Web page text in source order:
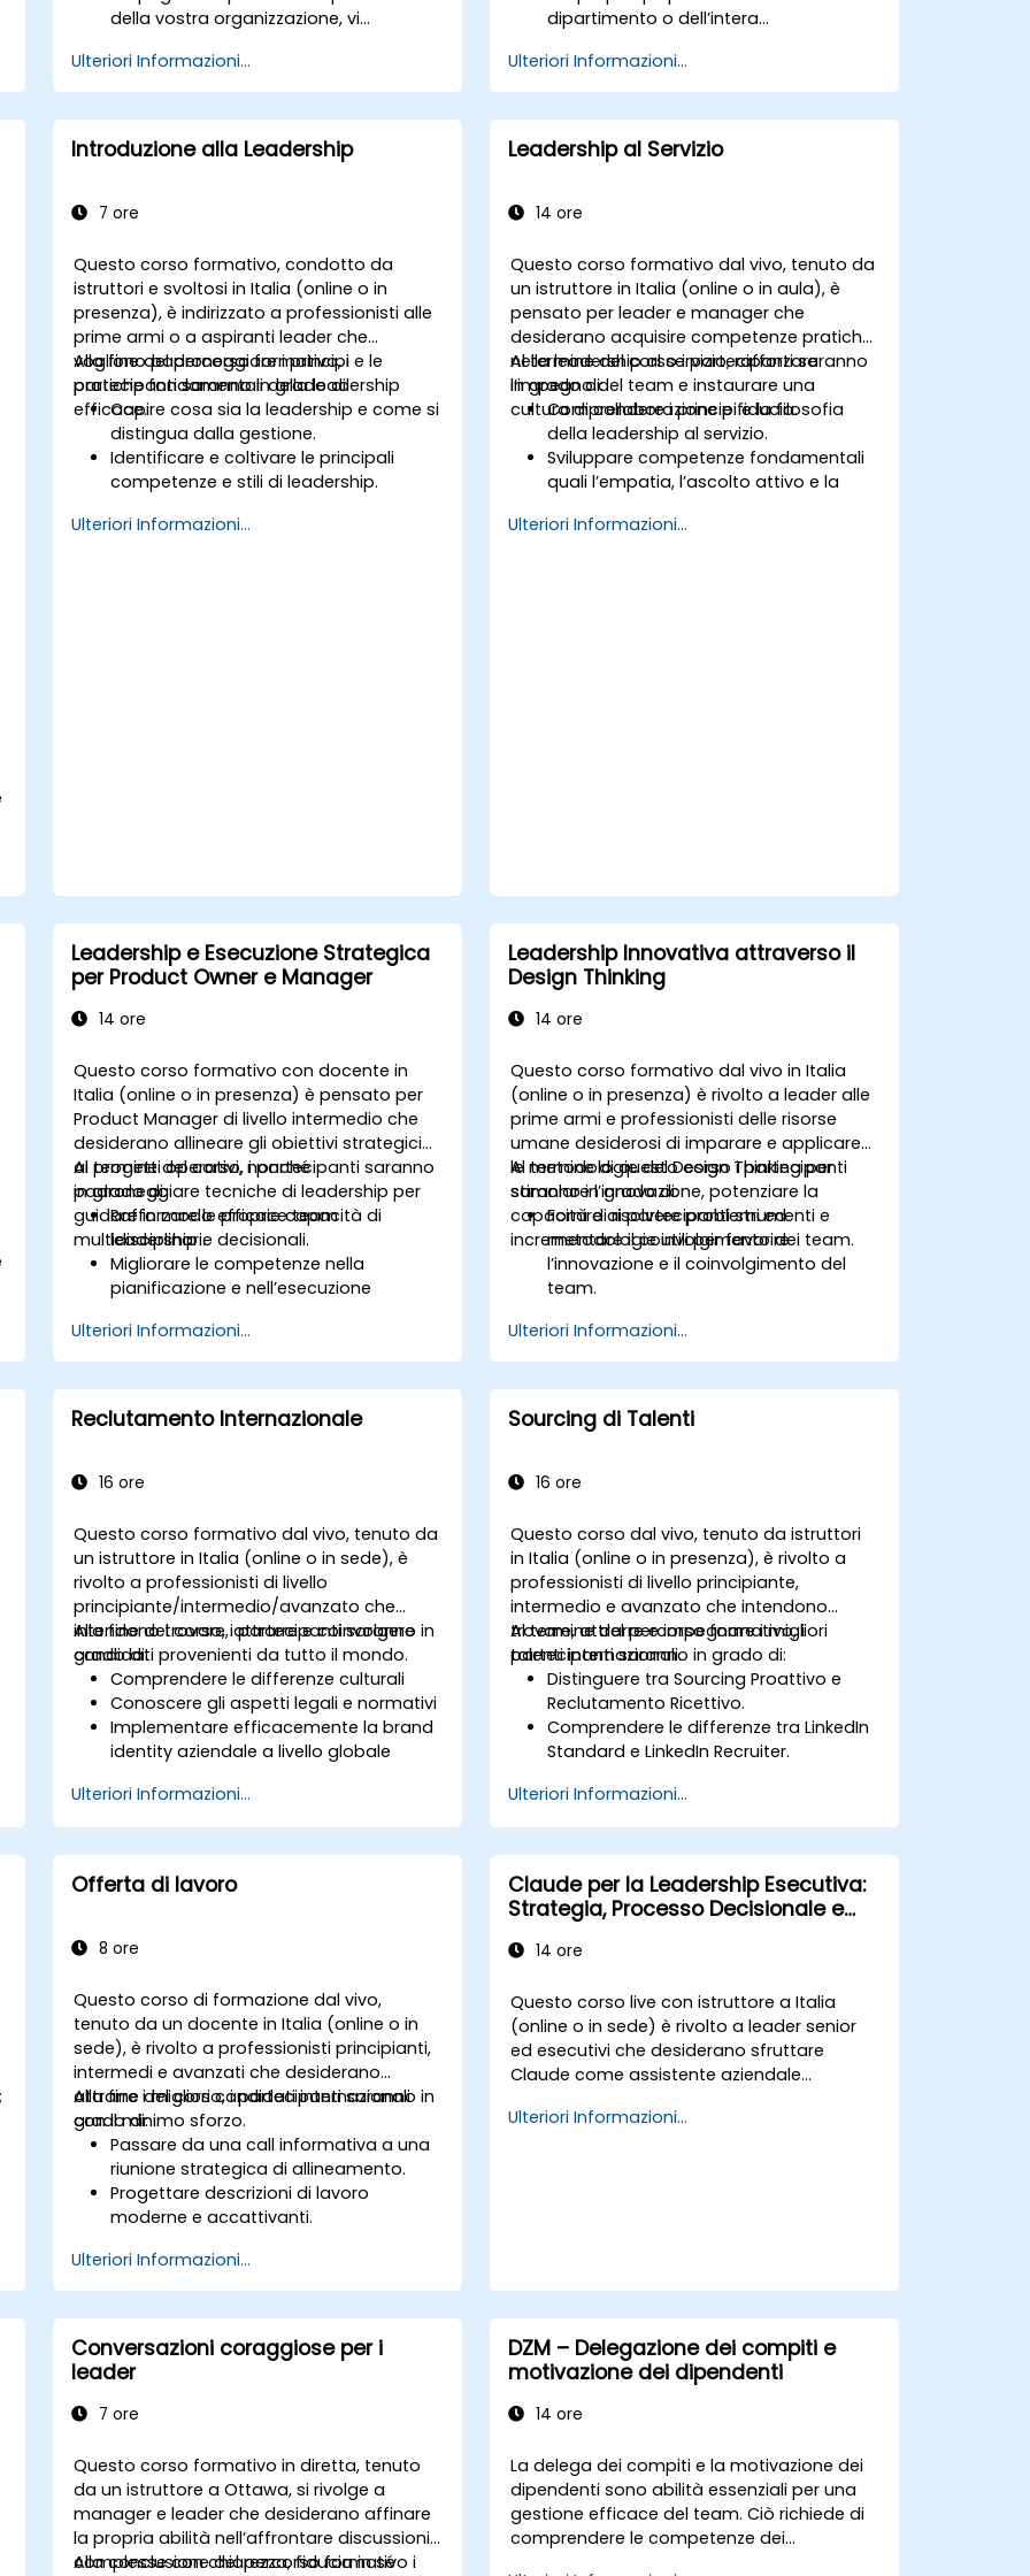
della vostra organizzazione, vi
Ulteriori Informazioni...
dipartimento o dell’intera
Ulteriori Informazioni...
Introduzione alla Leadership
7 ore
Questo corso formativo, condotto da
istruttori e svoltosi in Italia (online o in
presenza), è indirizzato a professionisti alle
prime armi o a aspiranti leader che
vogliono padroneggiare i principi e le
pratiche fondamentali della leadership
efficace.
Alla fine del percorso formativo, i
partecipanti saranno in grado di:
Capire cosa sia la leadership e come si
distingua dalla gestione.
Identificare e coltivare le principali
competenze e stili di leadership.
trasmetterli con efficacia.
Ulteriori Informazioni...
Leadership al Servizio
14 ore
Questo corso formativo dal vivo, tenuto da
un istruttore in Italia (online o in aula), è
pensato per leader e manager che
desiderano acquisire competenze pratiche
nella leadership al servizio, rafforzare
l’impegno del team e instaurare una
cultura di collaborazione e fiducia.
Al termine del corso i partecipanti saranno
in grado di:
Comprendere i principi e la filosofia
della leadership al servizio.
Sviluppare competenze fondamentali
quali l’empatia, l’ascolto attivo e la
Applicare le pratiche legate alla
Ulteriori Informazioni...
Leadership e Esecuzione Strategica
per Product Owner e Manager
14 ore
Questo corso formativo con docente in
Italia (online o in presenza) è pensato per
Product Manager di livello intermedio che
desiderano allineare gli obiettivi strategici
ai progetti operativi, nonché
padroneggiare tecniche di leadership per
guidare in modo efficace team
multidisciplinari.
Al termine del corso, i partecipanti saranno
in grado di:
Rafforzare le proprie capacità di
leadership e decisionali.
Migliorare le competenze nella
pianificazione e nell’esecuzione
Acquisire conoscenze avanzate nella
gestione dei progetti per una loro
realizzazione efficace.
Sviluppare abilità specifiche legate alla
figura di Product Owner, con
settore bancario e finanziario.
strategici con quelli operativi dei
progetti.
Ulteriori Informazioni...
Leadership Innovativa attraverso il
Design Thinking
14 ore
Questo corso formativo dal vivo in Italia
(online o in presenza) è rivolto a leader alle
prime armi e professionisti delle risorse
umane desiderosi di imparare e applicare
le metodologie del Design Thinking per
stimolare l’innovazione, potenziare la
capacità di risolvere problemi ed
incrementare il coinvolgimento dei team.
Al termine di questo corso i partecipanti
saranno in grado di:
Fornire ai partecipanti strumenti e
metodologie utili per favorire
l’innovazione e il coinvolgimento del
team.
nella mappatura dell’empatia, nella
generazione di idee e nella
prototipazione per affrontare sfide
complesse.
Applicare i principi del Design Thinking
risorse umane.
tecnologici una cultura fortemente
orientata all’innovazione.
Ulteriori Informazioni...
Reclutamento Internazionale
16 ore
Questo corso formativo dal vivo, tenuto da
un istruttore in Italia (online o in sede), è
rivolto a professionisti di livello
principiante/intermedio/avanzato che
intendono trovare, attrarre e coinvolgere
candidati provenienti da tutto il mondo.
Alla fine del corso, i partecipanti saranno in
grado di:
Comprendere le differenze culturali
Conoscere gli aspetti legali e normativi
Implementare efficacemente la brand
identity aziendale a livello globale
di reclutamento internazionali
Ulteriori Informazioni...
Sourcing di Talenti
16 ore
Questo corso dal vivo, tenuto da istruttori
in Italia (online o in presenza), è rivolto a
professionisti di livello principiante,
intermedio e avanzato che intendono
trovare, attrarre e impegnare i migliori
talenti internazionali.
Al termine del percorso formativo, i
partecipanti saranno in grado di:
Distinguere tra Sourcing Proattivo e
Reclutamento Ricettivo.
Comprendere le differenze tra LinkedIn
Standard e LinkedIn Recruiter.
Booleana.
Presentare opportunità ai candidati e
responsabili delle assunzioni.
Ulteriori Informazioni...
Offerta di lavoro
8 ore
Questo corso di formazione dal vivo,
tenuto da un docente in Italia (online o in
sede), è rivolto a professionisti principianti,
intermedi e avanzati che desiderano
attrarre i migliori candidati internazionali
con il minimo sforzo.
Alla fine del corso, i partecipanti saranno in
grado di:
Passare da una call informativa a una
riunione strategica di allineamento.
Progettare descrizioni di lavoro
moderne e accattivanti.
branding ed EVP.
Pubblicare uno o più annunci di lavoro
contemporaneamente.
Ottenere una lista personalizzata di
candidati idonei.
Ulteriori Informazioni...
Claude per la Leadership Esecutiva:
Strategia, Processo Decisionale e
14 ore
Questo corso live con istruttore a Italia
(online o in sede) è rivolto a leader senior
ed esecutivi che desiderano sfruttare
Claude come assistente aziendale
decisionale, accelerare la pianificazione e
Ulteriori Informazioni...
Conversazioni coraggiose per i
leader
7 ore
Questo corso formativo in diretta, tenuto
da un istruttore a Ottawa, si rivolge a
manager e leader che desiderano affinare
la propria abilità nell’affrontare discussioni
complesse con chiarezza, fiducia in sé
Alla conclusione del percorso formativo i
DZM – Delegazione dei compiti e
motivazione dei dipendenti
14 ore
La delega dei compiti e la motivazione dei
dipendenti sono abilità essenziali per una
gestione efficace del team. Ciò richiede di
comprendere le competenze dei